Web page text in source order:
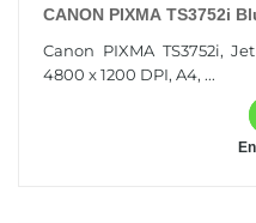
CANON PIXMA TS3752i
Canon PIXMA TS3752i,
4800 x 1200 DPI, A4, ...